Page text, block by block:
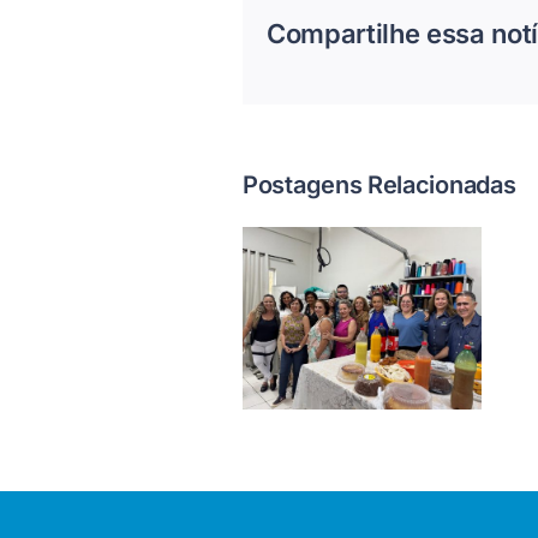
Compartilhe essa
Postagens Relacionadas